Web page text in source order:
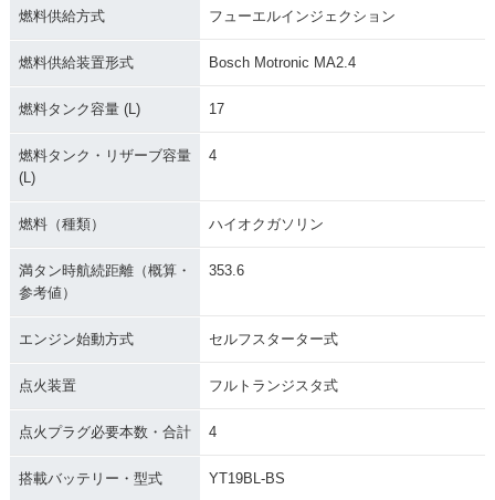
燃料供給方式 フューエルインジェクション
燃料供給装置形式 Bosch Motronic MA2.4
燃料タンク容量 (L) 17
燃料タンク・リザーブ容量
(L)
4
燃料（種類） ハイオクガソリン
満タン時航続距離（概算・
参考値）
353.6
エンジン始動方式 セルフスターター式
点火装置 フルトランジスタ式
点火プラグ必要本数・合計 4
搭載バッテリー・型式 YT19BL-BS